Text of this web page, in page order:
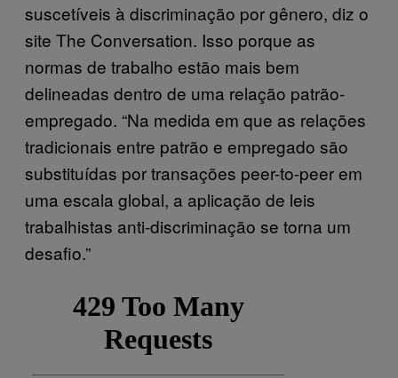
suscetíveis à discriminação por gênero, diz o
site The Conversation. Isso porque as
normas de trabalho estão mais bem
delineadas dentro de uma relação patrão-
empregado. “Na medida em que as relações
tradicionais entre patrão e empregado são
substituídas por transações peer-to-peer em
uma escala global, a aplicação de leis
trabalhistas anti-discriminação se torna um
desafio.”